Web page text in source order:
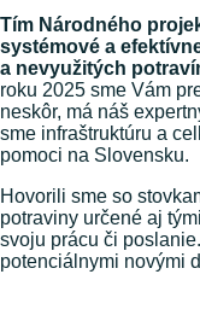
Tím Národného
systémové a
a nevyužitých
roku 2025 sme Vám
neskôr, má náš
sme infraštruktúru a
pomoci na Slovensku.
Hovorili sme so
potraviny určené aj
svoju prácu či
potenciálnymi novými